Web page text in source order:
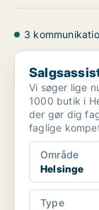
3
Salgsassistentelev
Vi søger lige
1000 butik i
der gør dig
faglige
Område
Helsinge
Type